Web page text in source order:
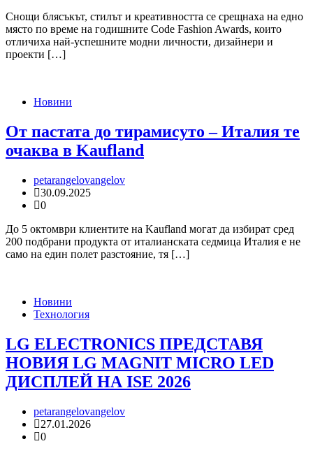
Снощи блясъкът, стилът и креативността се срещнаха на едно
място по време на годишните Code Fashion Awards, които
отличиха най-успешните модни личности, дизайнери и
проекти […]
Новини
От пастата до тирамисуто – Италия те
очаква в Kaufland
petarangelovangelov
30.09.2025
0
До 5 октомври клиентите на Kaufland могат да избират сред
200 подбрани продукта от италианската седмица Италия е не
само на един полет разстояние, тя […]
Новини
Технология
LG ELECTRONICS ПРЕДСТАВЯ
НОВИЯ LG MAGNIT MICRO LED
ДИСПЛЕЙ НА ISE 2026
petarangelovangelov
27.01.2026
0